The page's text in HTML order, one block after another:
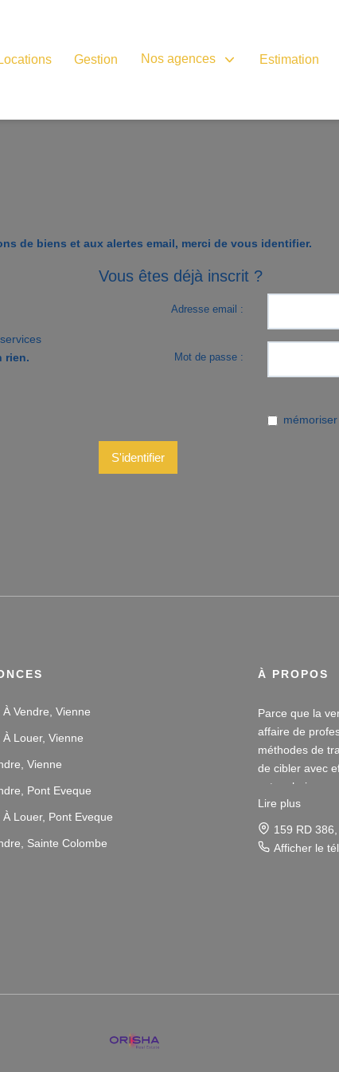
Locations Gestion Nos agences Estimation
de biens et aux alertes email, merci de vous identifier.
rien.
Vous êtes déjà inscrit ?
Adresse email :
Mot de passe :
mémoriser
S'identifier
Vendre, Vienne
Louer, Vienne
Vienne
Pont Eveque
Louer, Pont Eveque
Sainte Colombe
À PROPOS
Parce que la
affaire de
méthodes de
de cibler avec
votre choix.
Notre
immobilières à
Lire plus
159 RD
Afficher le